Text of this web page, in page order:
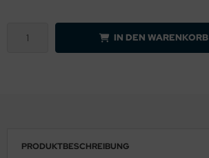
IN DEN WARENKORB
PRODUKTBESCHREIBUNG